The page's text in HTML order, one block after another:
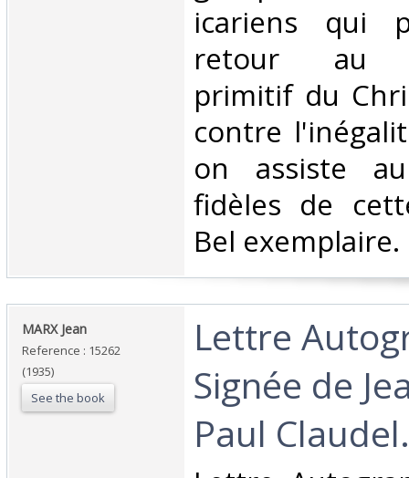
icariens qui
retour au
primitif du
contre
on assiste
fidèles de
Bel exemplaire. ‎
‎MARX Jean‎
Reference : 15262
(1935)
See the book
‎Lettre
Signée de
Paul Claudel.‎